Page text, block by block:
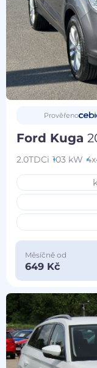
Prověřeno
Ford Kuga
2.0TDCi 103 kW
Měsíčně od
649 Kč